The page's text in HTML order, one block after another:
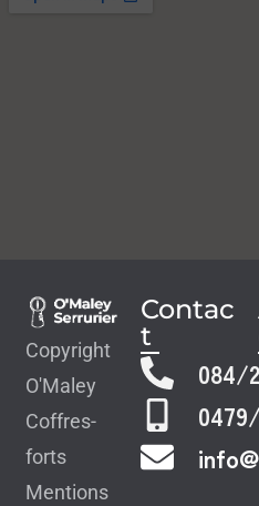
Copyright
O'Maley
Coffres-
forts
Mentions
Contac
t
084/